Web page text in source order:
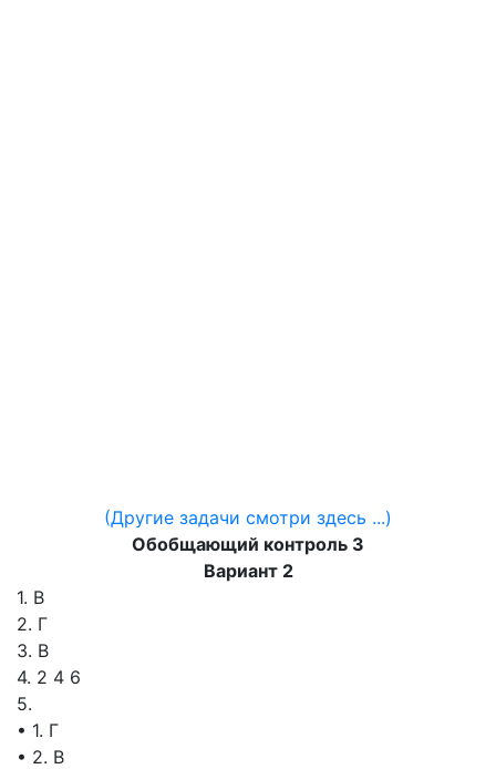
(Другие задачи смотри здесь ...)
Обобщающий контроль 3
Вариант 2
1. В
2. Г
3. В
4. 2 4 6
5.
• 1. Г
• 2. В